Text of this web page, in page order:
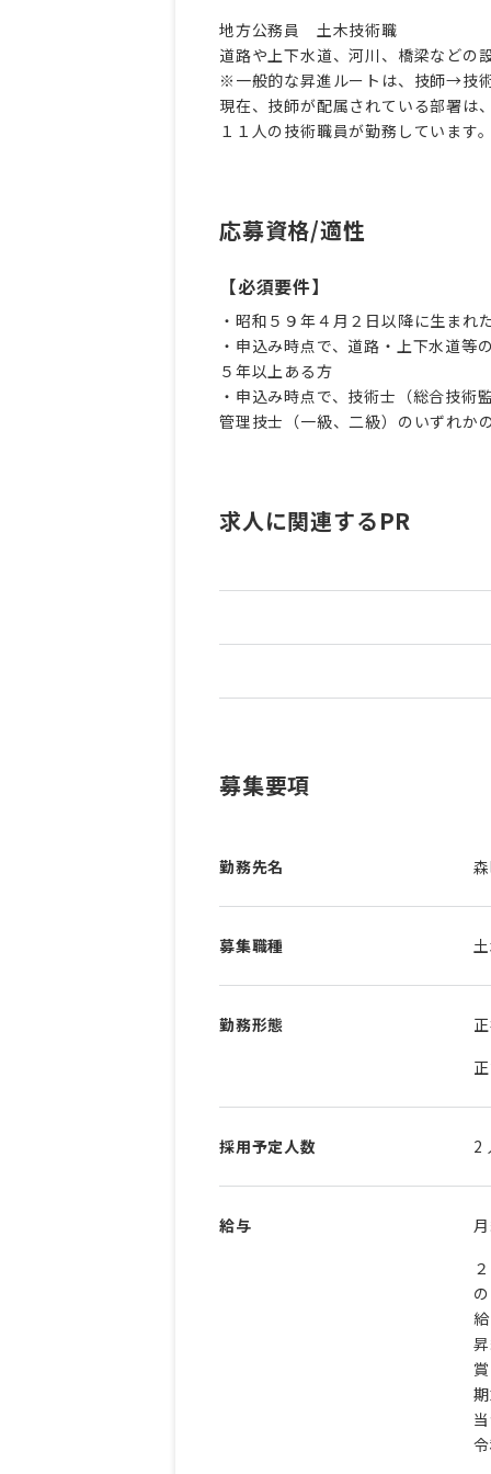
地方公務員 土木技術職
道路や上下水道、河川、橋梁などの
※一般的な昇進ルートは、技師→
現在、技師が配属されている部署は
１１人の技術職員が勤務しています
応募資格/適性
【必須要件】
・昭和５９年４月２日以降に生まれ
・申込み時点で、道路・上下水道
５年以上ある方
・申込み時点で、技術士（総合技
管理技士（一級、二級）のいずれか
求人に関連するPR
募集要項
勤務先名
募集職種
勤務形態
採用予定人数 2
給与